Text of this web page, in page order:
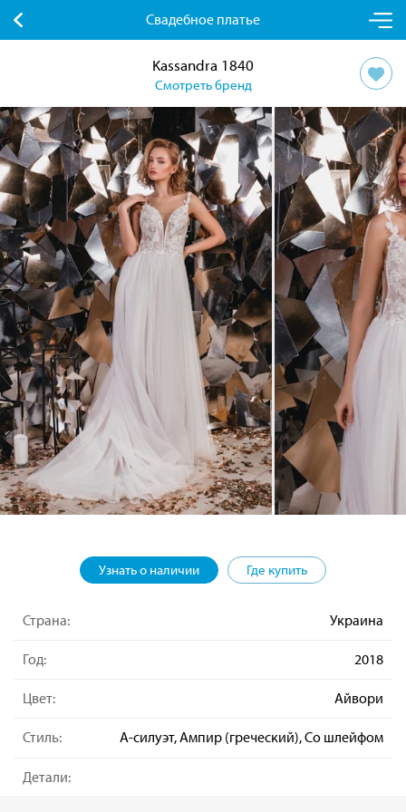
Свадебное платье
Kassandra 1840
Смотреть бренд
Узнать о наличии Где купить
Страна: Украина
Год: 2018
Цвет: Айвори
Стиль: А-силуэт, Ампир (греческий), Со шлейфом
Детали: